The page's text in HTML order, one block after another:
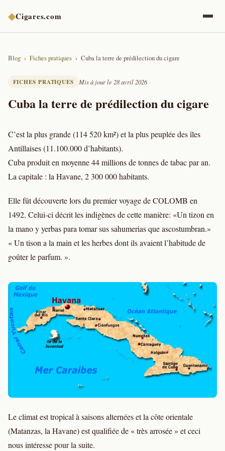
◆Cigares.com
Blog Fiches pratiques Cuba la terre de prédilection du cigare
FICHES PRATIQUES Mis à jour le 28 avril 2026
Cuba la terre de prédilection du cigare
C’est la plus grande (114 520 km²) et la plus peuplée des îles
Antillaises (11.100.000 d’habitants).
Cuba produit en moyenne 44 millions de tonnes de tabac par an.
La capitale : la Havane, 2 300 000 habitants.
Elle fût découverte lors du premier voyage de COLOMB en
1492. Celui-ci décrit les indigènes de cette manière: «Un tizon en
la mano y yerbas para tomar sus sahumerias que ascostumbran.»
« Un tison a la main et les herbes dont ils avaient l’habitude de
goûter le parfum. ».
Le climat est tropical à saisons alternées et la côte orientale
(Matanzas, la Havane) est qualifiée de « très arrosée » et ceci
nous intéresse pour la suite.